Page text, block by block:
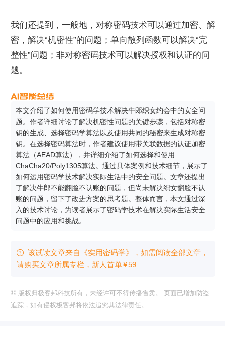
我们还提到，一般地，对称密码技术可以通过加密、解
密，解决“机密性”的问题；单向散列函数可以解决“完
整性”问题；非对称密码技术可以解决授权和认证的问
题。
本文介绍了如何使用密码学技术解决牛郎织女约会中的安全问
题。作者详细讨论了解决机密性问题的关键步骤，包括对称密
钥的生成、选择密码学算法以及使用共同的秘密来生成对称密
钥。在选择密码算法时，作者建议使用带关联数据的认证加密
算法（AEAD算法），并详细介绍了如何选择和使用
ChaCha20/Poly1305算法。通过具体案例和技术细节，展示了
如何运用密码学技术解决实际生活中的安全问题。文章还提出
了解决牛郎不能翻脸不认账的问题，但尚未解决织女翻脸不认
账的问题，留下了改进方案的思考题。整体而言，本文通过深
入的技术讨论，为读者展示了密码学技术在解决实际生活安全
问题中的应用和挑战。
 该试读文章来自《实用密码学》，如需阅读全部文章，
请购买文章所属专栏 ，新⼈⾸单¥59
© 版权归极客邦科技所有，未经许可不得传播售卖。 页面已增加防盗
追踪，如有侵权极客邦将依法追究其法律责任。